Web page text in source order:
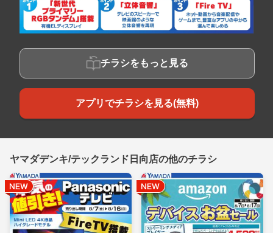
チラシをもっと見る
アプリでチラシを見る(無料)
ヤマダデンキ/テックランド日向店の他のチラシ